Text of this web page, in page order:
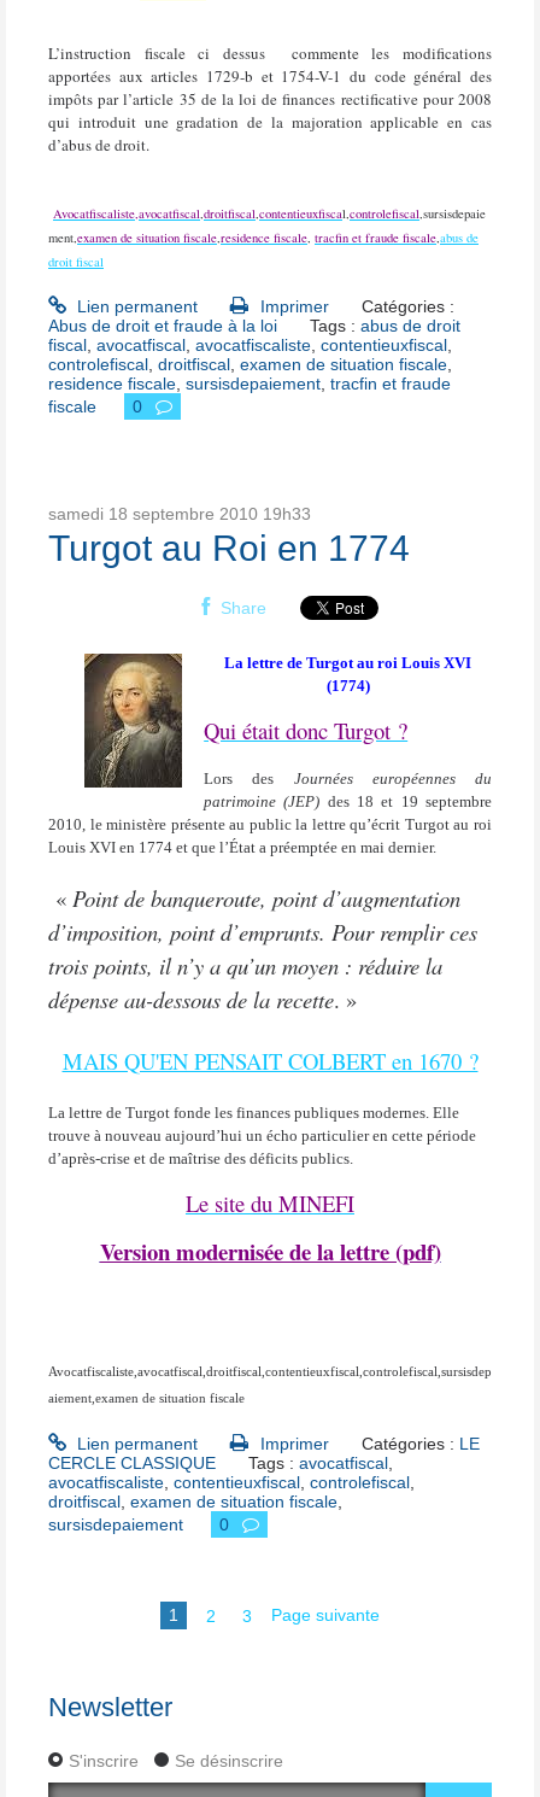
L’instruction fiscale ci dessus
commente les modifications
apportées aux articles 1729-b et 1754-V-1 du code général des
impôts par l’article 35 de la loi de finances rectificative pour 2008
qui introduit une gradation de la majoration applicable en cas
d’abus de droit.
Avocatfiscaliste, avocatfiscal droitfiscal contentieuxfiscal, controlefiscal ,sursisdepaie
ment, examen de situation fiscale residence fiscale tracfin et fraude fiscale abus de
droit fiscal
Lien permanent Imprimer
Catégories :
Abus de droit et fraude à la loi
Tags :abus de droit
fiscal, avocatfiscal, avocatfiscaliste, contentieuxfiscal,
controlefiscal, droitfiscal, examen de situation fiscale,
residence fiscale, sursisdepaiement, tracfin et fraude
fiscale
0
samedi 18 septembre 2010 19h33
Turgot au Roi en 1774
Share
La lettre de Turgot au roi Louis XVI
(1774)
Qui était donc Turgot ?
Lors des Journées européennes du
patrimoine (JEP) des 18 et 19 septembre
2010, le ministère présente au public la lettre qu’écrit Turgot au roi
Louis XVI en 1774 et que l’État a préemptée en mai dernier.
« Point de banqueroute, point d’augmentation
d’imposition, point d’emprunts. Pour remplir ces
trois points, il n’y a qu’un moyen : réduire la
dépense au-dessous de la recette. »
MAIS QU'EN PENSAIT COLBERT en 1670 ?
La lettre de Turgot fonde les finances publiques modernes. Elle
trouve à nouveau aujourd’hui un écho particulier en cette période
d’après-crise et de maîtrise des déficits publics.
Le site du MINEFI
Version modernisée de la lettre (pdf)
Avocatfiscaliste,avocatfiscal,droitfiscal,contentieuxfiscal,controlefiscal,sursisdep
aiement,examen de situation fiscale
Lien permanent Imprimer Catégories : LE
CERCLE CLASSIQUE
Tags :avocatfiscal,
avocatfiscaliste, contentieuxfiscal, controlefiscal,
droitfiscal, examen de situation fiscale,
sursisdepaiement
0
1 2 3 Page suivante
Newsletter
S'inscrire Se désinscrire